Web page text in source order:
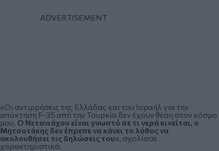
«Οι αντιρρήσεις της Ελλάδας και του Ισραήλ για την
απόκτηση F-35 από την Τουρκία δεν έχουν θέση στον κόσμο
μου. Ο Νετανιάχου είναι γνωστό σε τι νερά κινείται, ο
Μητσοτάκης δεν έπρεπε να κάνει το λάθος να
ακολουθήσει τις δηλώσεις του», σχολίασε
χαρακτηριστικά.